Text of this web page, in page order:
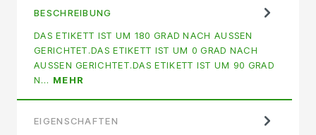
BESCHREIBUNG
DAS ETIKETT IST UM 180 GRAD NACH AUSSEN G
ERICHTET.DAS ETIKETT IST UM 0 GRAD NACH A
USSEN GERICHTET.DAS ETIKETT IST UM 90 GRAD N…
MEHR
EIGENSCHAFTEN